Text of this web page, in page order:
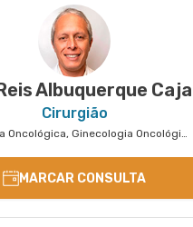
nr. 4666 3° Andar Centro
A2 - Barra da Tijuca, Rio de
Albuquerque
Cirurgião
Cirurgia Geral, Cirurgia Oncológica, Ginecologia Oncológica, Cirurgia Oncológica do Aparelho Digestivo
MARCAR CONSULTA